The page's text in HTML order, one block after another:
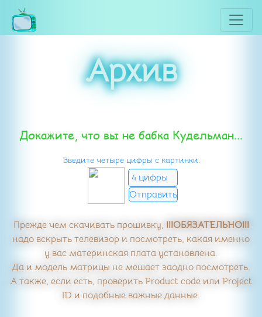
Архив
Докажите, что вы не бабка Кудельман...
Введите четыре цифры с картинки.
Прежде чем скачивать прошивку, !!!ОБЯЗАТЕЛЬНО!!!
надо вскрыть телевизор и посмотреть, какая именно
у вас материнская плата установлена.
Да и модель матрицы не мешает заодно посмотреть.
А также, если есть, проверить Product code или Project
ID и подобные важные данные.